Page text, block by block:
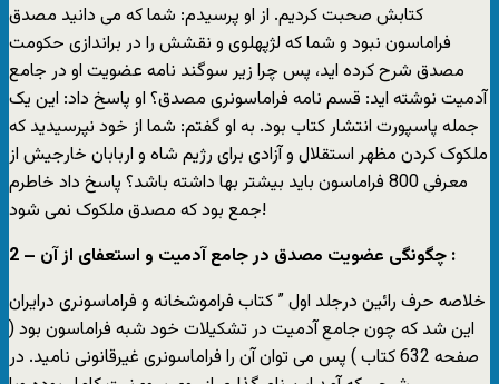
کتابش صحبت کردیم. از او پرسیدم: شما که می دانید مصدق
فراماسون نبود و شما که لژپهلوی و نقشش را در براندازی حکومت
مصدق شرح کرده اید، پس چرا زیر سوگند نامه عضویت او در جامع
آدمیت نوشته اید: قسم نامه فراماسونری مصدق؟ او پاسخ داد: این یک
جمله پاسپورت انتشار کتاب بود. به او گفتم: شما از خود نپرسیدید که
ملکوک کردن مظهر استقلال و آزادی برای رﮊیم شاه و اربابان خارجیش از
معرفی 800 فراماسون باید بیشتر بها داشته باشد؟ پاسخ داد خاطرم
جمع بود که مصدق ملکوک نمی شود!
2 – چگونگی عضویت مصدق در جامع آدمیت و استعفای از آن :
خلاصه حرف رائین درجلد اول ” کتاب فراموشخانه و فراماسونری درایران
این شد که چون جامع آدمیت در تشکیلات خود شبه فراماسون بود (
صفحه 632 کتاب ) پس می توان آن را فراماسونری غیرقانونی نامید. در